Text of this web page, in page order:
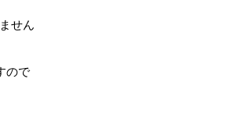
せん
ので